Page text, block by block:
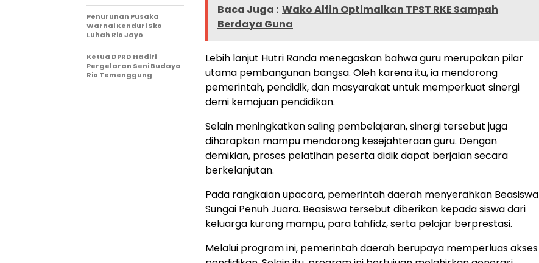
Baca Juga : Wako Alfin Optimalkan TPST RKE Sampah
Berdaya Guna
Lebih lanjut Hutri Randa menegaskan bahwa guru merupakan pilar
utama pembangunan bangsa. Oleh karena itu, ia mendorong
pemerintah, pendidik, dan masyarakat untuk memperkuat sinergi
demi kemajuan pendidikan.
Selain meningkatkan saling pembelajaran, sinergi tersebut juga
diharapkan mampu mendorong kesejahteraan guru. Dengan
demikian, proses pelatihan peserta didik dapat berjalan secara
berkelanjutan.
Pada rangkaian upacara, pemerintah daerah menyerahkan Beasiswa
Sungai Penuh Juara. Beasiswa tersebut diberikan kepada siswa dari
keluarga kurang mampu, para tahfidz, serta pelajar berprestasi.
Melalui program ini, pemerintah daerah berupaya memperluas akses
Penurunan Pusaka
Warnai Kenduri Sko
Luhah Rio Jayo
Ketua DPRD Hadiri
Pergelaran Seni Budaya
Rio Temenggung